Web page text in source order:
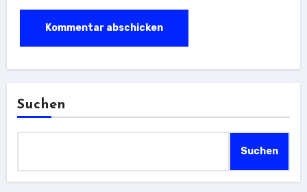
Suchen
Suchen